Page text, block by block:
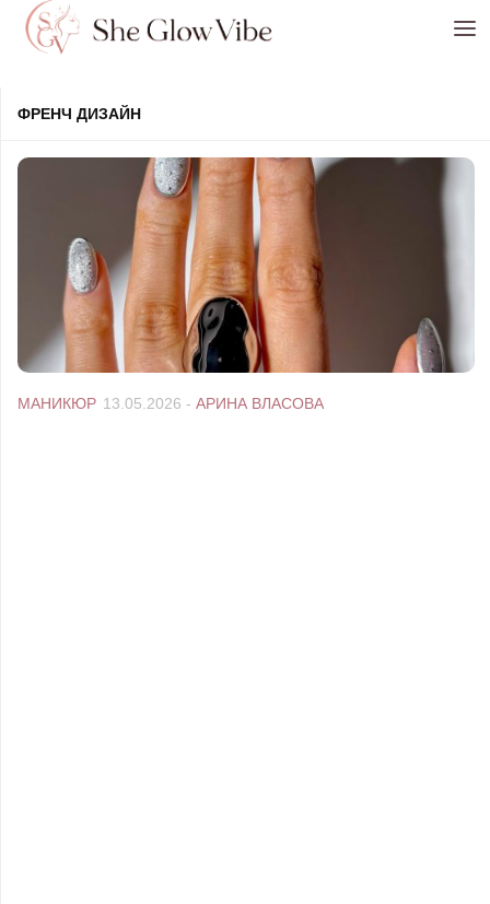
Перейти к содержимому
ФРЕНЧ ДИЗАЙН
МАНИКЮР 13.05.2026 - АРИНА ВЛАСОВА